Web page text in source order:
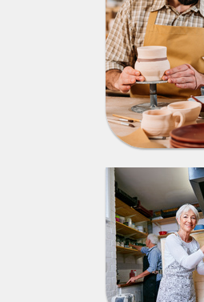
Partille
Sävedalen
Sävsjö
Tranås
Tyringe
Uppsala
Vetlanda
Visby